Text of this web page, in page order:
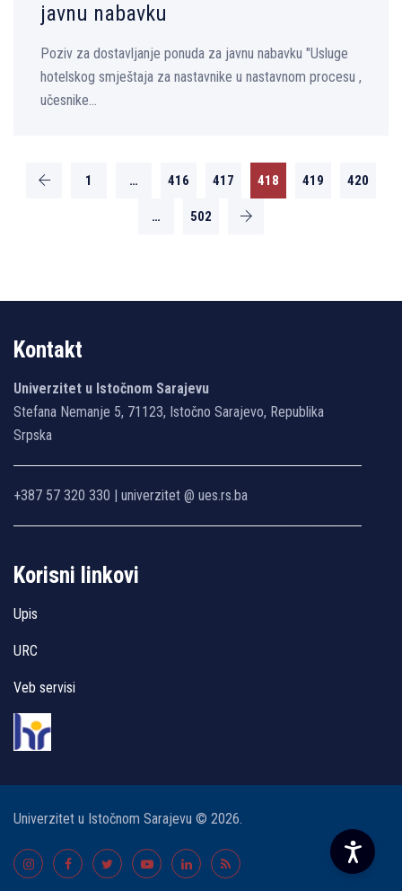
javnu nabavku
Poziv za dostavljanje ponuda za javnu nabavku "Usluge
hotelskog smještaja za nastavnike u nastavnom procesu ,
učesnike...
1 … 416 417 418 419 420
… 502
Kontakt
Univerzitet u Istočnom Sarajevu
Stefana Nemanje 5, 71123, Istočno Sarajevo, Republika
Srpska
+387 57 320 330 | univerzitet @ ues.rs.ba
Korisni linkovi
Upis
URC
Veb servisi
Univerzitet u Istočnom Sarajevu © 2026.